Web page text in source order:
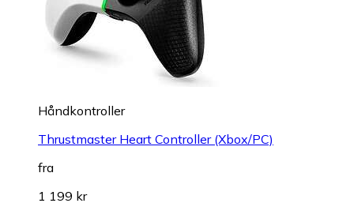
Håndkontroller
Thrustmaster Heart Controller (Xbox/PC)
fra
1 199 kr